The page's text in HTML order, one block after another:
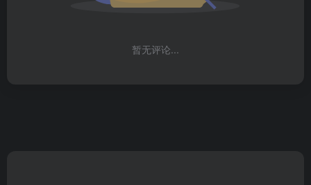
暂无评论...